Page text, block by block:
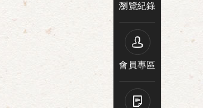
瀏覽紀錄
會員專區